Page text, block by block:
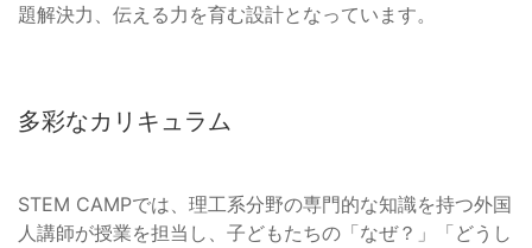
題解決力、伝える力を育む設計となっています。
多彩なカリキュラム
STEM CAMPでは、理工系分野の専門的な知識を持つ外国
人講師が授業を担当し、子どもたちの「なぜ？」「どうし